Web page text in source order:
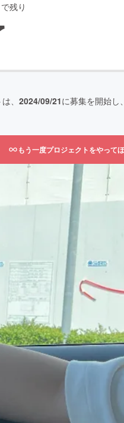
残り
、 2024/09/21に募集を開始し、
もう一度プロジェクトをやって